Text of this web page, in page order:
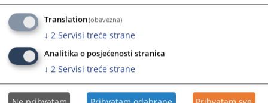
Održan sastanak predstavnika Općinskog
suda u Sarajevu i Regionalne advokatske
efikasnosti rada
suda u Sarajevu i Regionalne advokatske komore Sarajevo na
Translation(obavezna)
↓ 2 Servisi treće strane
Analitika o posjećenosti stranica
↓ 2 Servisi treće strane